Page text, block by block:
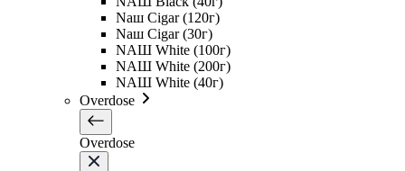
Naш Cigar (120г)
Naш Cigar (30г)
NAШ White (100г)
NAШ White (200г)
NAШ White (40г)
Overdose
Overdose